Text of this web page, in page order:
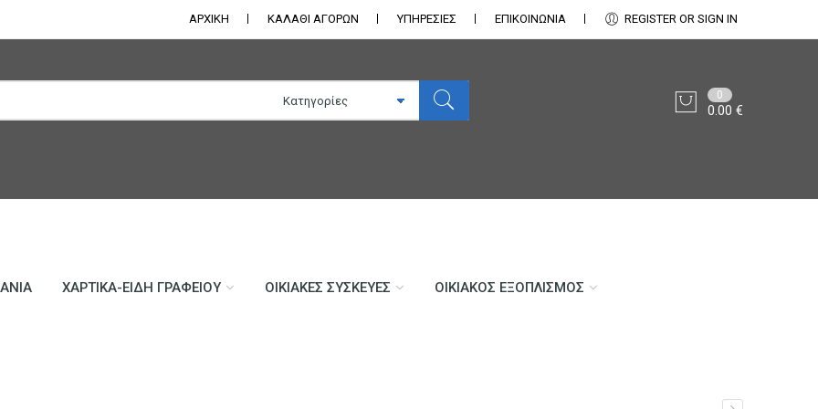
ΑΡΧΙΚΗ ΚΑΛΑΘΙ ΑΓΟΡΩΝ ΥΠΗΡΕΣΙΕΣ ΕΠΙΚΟΙΝΩΝΊΑ REGISTER OR SIGN IN
0
0.00€
ΧΑΡΤΙΚΆ-ΕΊΔΗ ΓΡΑΦΕΊΟΥ ΟΙΚΙΑΚΈΣ ΣΥΣΚΕΥΈΣ ΟΙΚΙΑΚΌΣ ΕΞΟΠΛΙΣΜΌΣ